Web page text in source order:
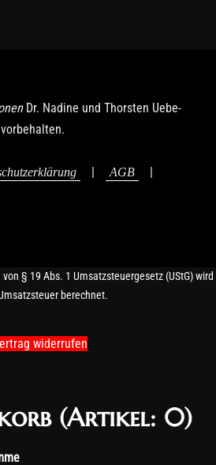
Dr. Nadine und Thorsten Uebe-
AGB
§ 19 Abs. 1 Umsatzsteuergesetz (UStG) wird
berechnet.
widerrufen
(Artikel: 0)